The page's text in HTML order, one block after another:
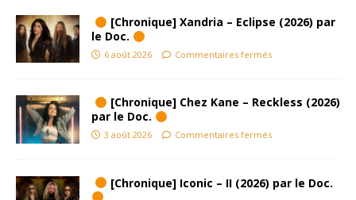
[Chronique] Xandria – Eclipse (2026) par
le Doc.
6 août 2026 Commentaires fermés
[Chronique] Chez Kane – Reckless (2026)
par le Doc.
3 août 2026 Commentaires fermés
[Chronique] Iconic – II (2026) par le Doc.